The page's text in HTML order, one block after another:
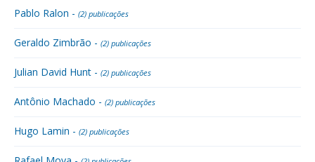
Pablo Ralon - (2) publicações
Geraldo Zimbrão - (2) publicações
Julian David Hunt - (2) publicações
Antônio Machado - (2) publicações
Hugo Lamin - (2) publicações